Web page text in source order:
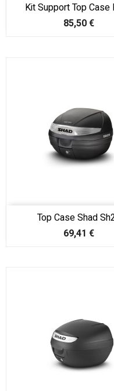
Kit Support Top Case
Prix
85,50 €
Top Case Shad
Prix
69,41 €